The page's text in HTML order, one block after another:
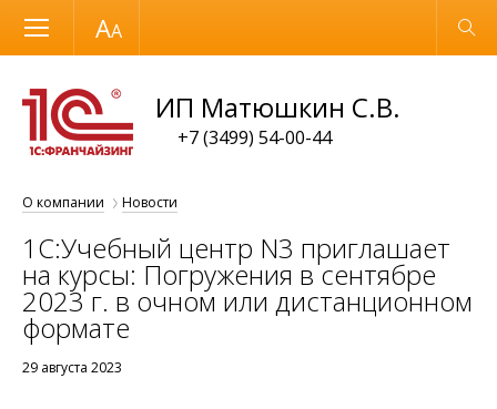
Размер шрифта Обычная версия
ИП Матюшкин С.В.
+7 (3499) 54-00-44
О компании Новости
1С:Учебный центр N3 приглашает
на курсы: Погружения в сентябре
2023 г. в очном или дистанционном
формате
29 августа 2023